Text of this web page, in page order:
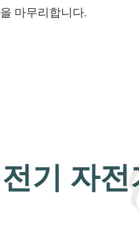
을 마무리합니다.
전기 자